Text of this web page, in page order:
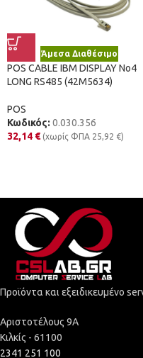
Άμεσα Διαθέσιμο
POS CABLE IBM DISPLAY No4
LONG RS485 (42M5634)
POS
Κωδικός: 0.030.356
32,14 € (χωρίς ΦΠΑ 25,92 €)
Προϊόντα και εξειδικευμένο
Αριστοτέλους 9Α
Κιλκίς - 61100
2341 251 100